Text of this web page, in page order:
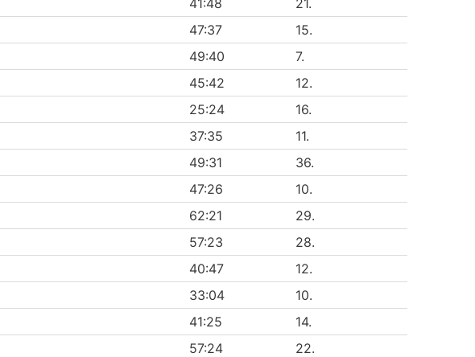
41:48
21.
47:37
15.
49:40
7.
45:42
12.
25:24
16.
37:35
11.
49:31
36.
47:26
10.
62:21
29.
57:23
28.
40:47
12.
33:04
10.
41:25
14.
57:24
22.